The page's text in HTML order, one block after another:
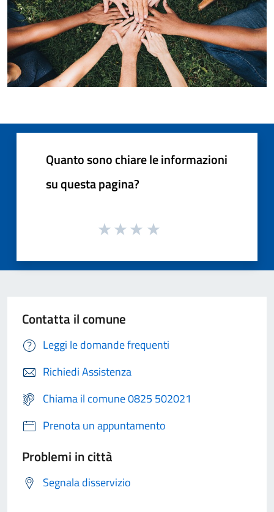
Quanto sono chiare le informazioni
su questa pagina?
Contatta il comune
Leggi le domande frequenti
Richiedi Assistenza
Chiama il comune 0825 502021
Prenota un appuntamento
Problemi in città
Segnala disservizio